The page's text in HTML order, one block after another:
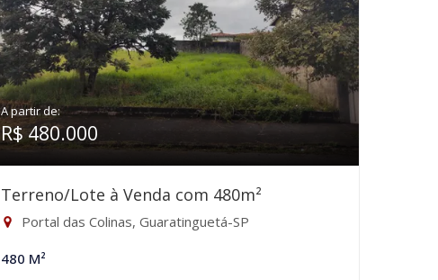
A partir de:
R$ 480.000
Terreno/Lote à Venda com 480m²
Portal das Colinas, Guaratinguetá-SP
480 M²